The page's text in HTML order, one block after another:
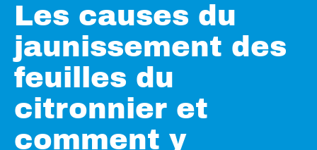
Les causes du
jaunissement des
feuilles du
citronnier et
comment y